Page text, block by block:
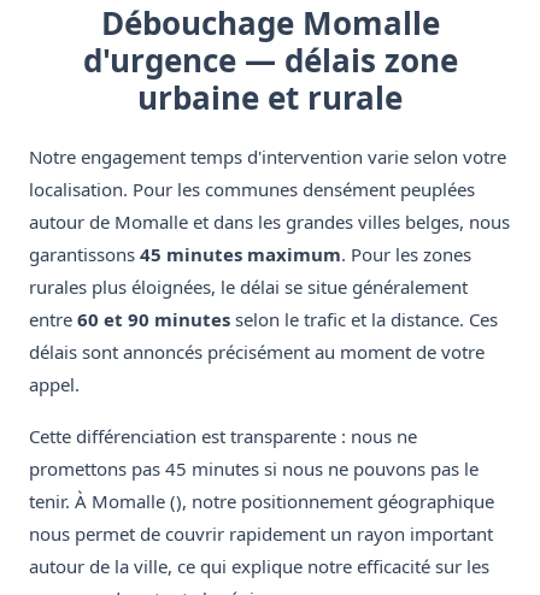
Débouchage Momalle
d'urgence — délais zone
urbaine et rurale
Notre engagement temps d'intervention varie selon votre
localisation. Pour les communes densément peuplées
autour de Momalle et dans les grandes villes belges, nous
garantissons 45 minutes maximum. Pour les zones
rurales plus éloignées, le délai se situe généralement
entre 60 et 90 minutes selon le trafic et la distance. Ces
délais sont annoncés précisément au moment de votre
appel.
Cette différenciation est transparente : nous ne
promettons pas 45 minutes si nous ne pouvons pas le
tenir. À Momalle (), notre positionnement géographique
nous permet de couvrir rapidement un rayon important
autour de la ville, ce qui explique notre efficacité sur les